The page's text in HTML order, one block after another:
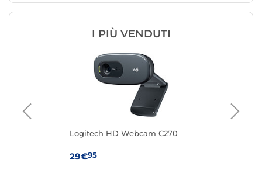
I PIÙ VENDUTI
Logitech HD Webcam C270
29€95